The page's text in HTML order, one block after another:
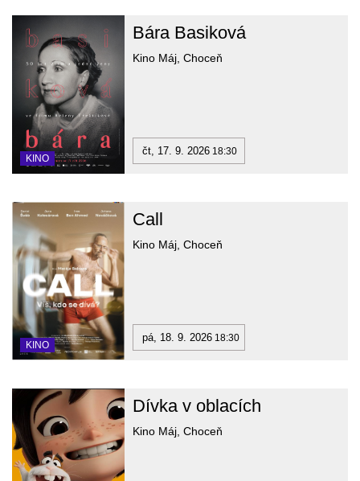
KINO
Bára Basiková
Kino Máj, Choceň
čt, 17. 9. 2026 18:30
KINO
Call
Kino Máj, Choceň
pá, 18. 9. 2026 18:30
Dívka v oblacích
Kino Máj, Choceň